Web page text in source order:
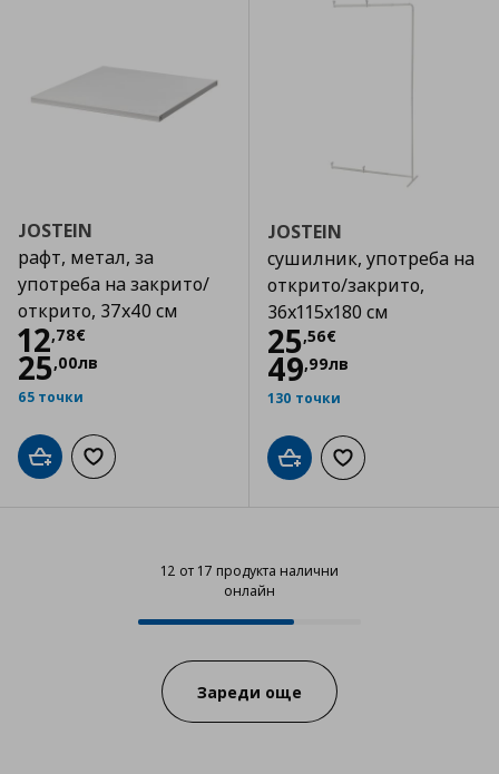
JOSTEIN
рафт, метал, за
употреба на закрито/
открито, 37x40 см
12,78€
Цена
25,00лв
65 точки
Добави в кошницата
Добави към списъка с любими
JOSTEIN
сушилник, употреба на
открито/закрито,
36x115x180 см
25,56€
Цена
49,99лв
130 точки
Добави в кошницата
Добави към
12 от 17 продукта налични
онлайн
Progress:
Зареди още